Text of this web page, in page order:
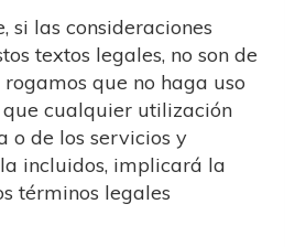
si las consideraciones
textos legales, no son de
que no haga uso
cualquier utilización
o de los servicios y
incluidos, implicará la
términos legales